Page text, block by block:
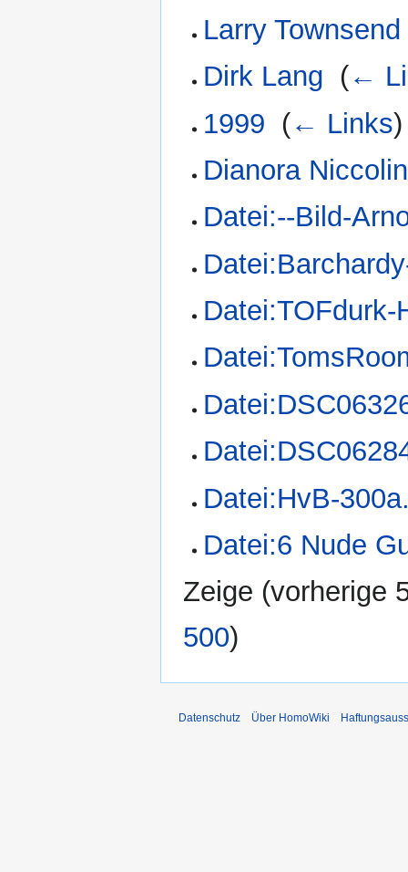
Larry Townsend
Dirk Lang (←
1999 (← Links)
Dianora
Datei:--Bild-
Datei:TOFdurk-
Datei:HvB-
Datei:6 Nude
Zeige (vorherige
500)
Datenschutz Über HomoWiki